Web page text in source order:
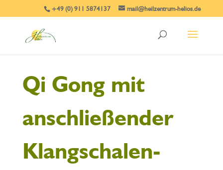
+49 (0) 911 5874137 mail@heilzentrum-helios.de
Qi Gong mit
anschließender
Klangschalen-